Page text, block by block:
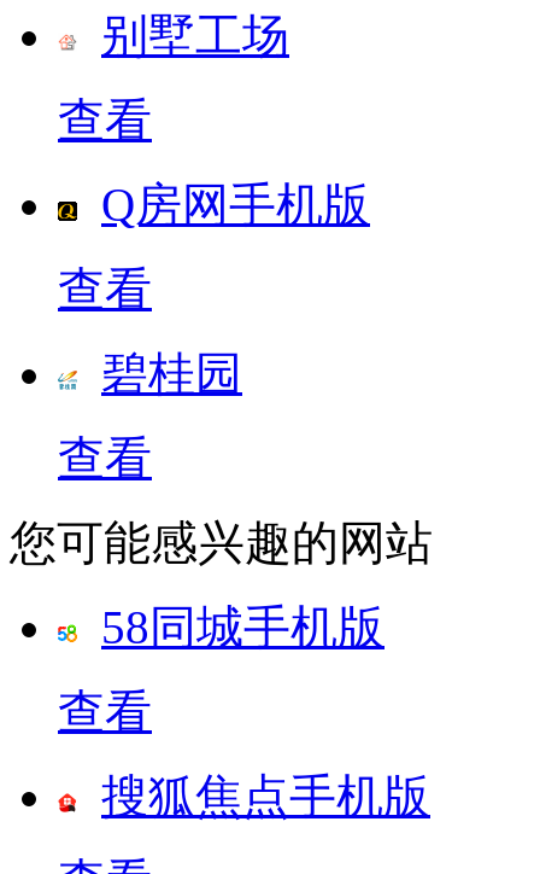
别墅工场
查看
Q房网手机版
查看
碧桂园
查看
您可能感兴趣的网站
58同城手机版
查看
搜狐焦点手机版